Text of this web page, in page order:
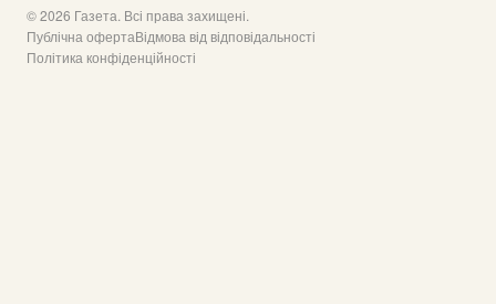
© 2026 Газета. Всі права захищені.
Публічна офертаВідмова від відповідальності
Політика конфіденційності